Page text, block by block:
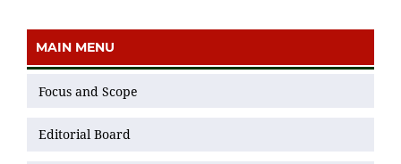
MAIN MENU
Focus and Scope
Editorial Board